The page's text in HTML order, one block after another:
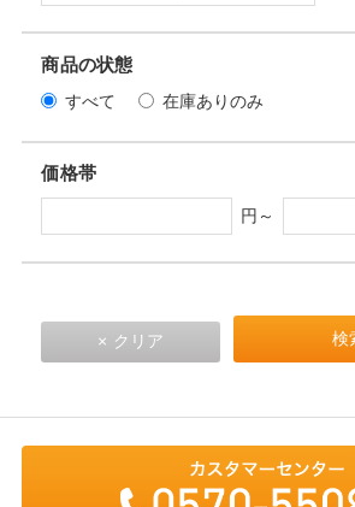
商品の状態
すべて 在庫ありのみ
価格帯
円～